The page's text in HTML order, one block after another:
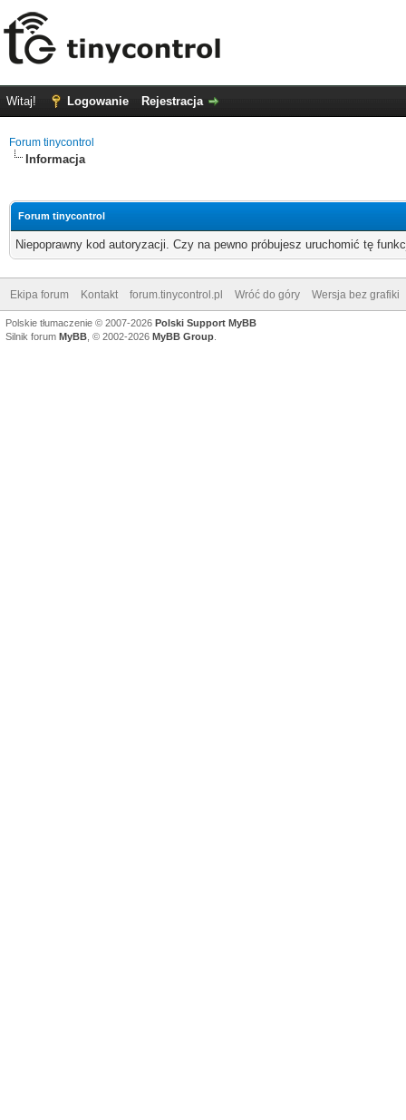
Witaj! Logowanie Rejestracja
Forum tinycontrol
Informacja
Forum tinycontrol
Niepoprawny kod autoryzacji. Czy na pewno próbujesz uruchomić tę
Ekipa forum Kontakt forum.tinycontrol.pl Wróć do góry Wersja bez grafiki
Polskie tłumaczenie © 2007-2026 Polski Support MyBB
Silnik forum MyBB , © 2002-2026 MyBB Group